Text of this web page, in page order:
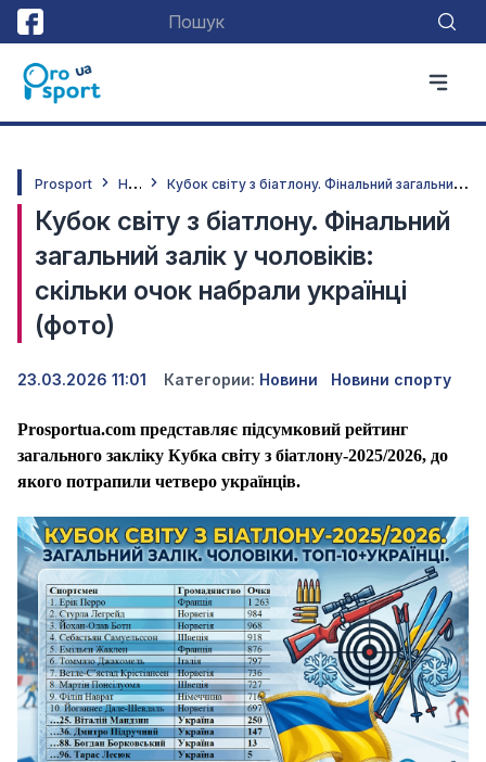
Prosport Н
овини К
убок світу з біатлону. Фінальний загальний залік у чоловіків: скільки очок набрали українці (фото)
Кубок світу з біатлону. Фінальний
загальний залік у чоловіків:
скільки очок набрали українці
(фото)
23.03.2026 11:01 Категории: Новини Новини спорту
Prosportua.com представляє підсумковий рейтинг
загального закліку Кубка світу з біатлону-2025/2026, до
якого потрапили четверо українців.